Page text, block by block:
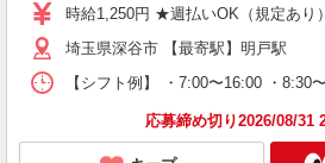
時給1,250円 ★週払いOK（規定あ
埼玉県深谷市 【最寄駅】明戸駅
【シフト例】 ・7:00〜16:00 ・
応募締め切り2026/08/31